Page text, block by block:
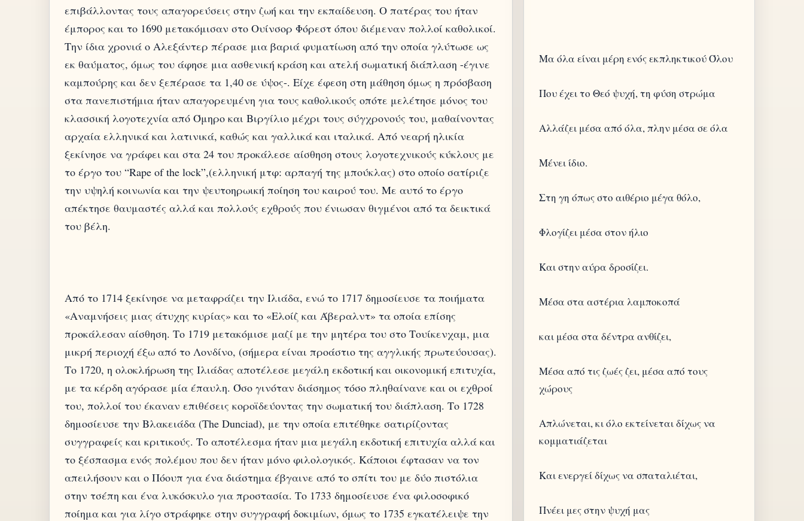
επιβάλλοντας τους απαγορεύσεις στην ζωή και την εκπαίδευση. O πατέρας του ήταν
έμπορος και το 1690 μετακόμισαν στο Ουίνσορ Φόρεστ όπου διέμεναν πολλοί καθολικοί.
Την ίδια χρονιά ο Αλεξάντερ πέρασε μια βαριά φυματίωση από την οποία γλύτωσε ως
εκ θαύματος, όμως του άφησε μια ασθενική κράση και ατελή σωματική διάπλαση -έγινε
καμπούρης και δεν ξεπέρασε τα 1,40 σε ύψος-. Είχε έφεση στη μάθηση όμως η πρόσβαση
στα πανεπιστήμια ήταν απαγορευμένη για τους καθολικούς οπότε μελέτησε μόνος του
κλασσική λογοτεχνία από Όμηρο και Βιργίλιο μέχρι τους σύγχρονούς του, μαθαίνοντας
αρχαία ελληνικά και λατινικά, καθώς και γαλλικά και ιταλικά. Από νεαρή ηλικία
ξεκίνησε να γράφει και στα 24 του προκάλεσε αίσθηση στους λογοτεχνικούς κύκλους με
το έργο του “Rape of the lock”,(ελληνική μτφ: αρπαγή της μπούκλας) στο οποίο σατίριζε
την υψηλή κοινωνία και την ψευτοηρωική ποίηση του καιρού του. Με αυτό το έργο
απέκτησε θαυμαστές αλλά και πολλούς εχθρούς που ένιωσαν θιγμένοι από τα δεικτικά
Από το 1714 ξεκίνησε να μεταφράζει την Ιλιάδα, ενώ το 1717 δημοσίευσε τα ποιήματα
«Αναμνήσεις μιας άτυχης κυρίας» και το «Ελοίζ και Άβεραλντ» τα οποία επίσης
προκάλεσαν αίσθηση. Το 1719 μετακόμισε μαζί με την μητέρα του στο Τουίκενχαμ, μια
μικρή περιοχή έξω από το Λονδίνο, (σήμερα είναι προάστιο της αγγλικής πρωτεύουσας).
Το 1720, η ολοκλήρωση της Ιλιάδας αποτέλεσε μεγάλη εκδοτική και οικονομική επιτυχία,
με τα κέρδη αγόρασε μία έπαυλη. Όσο γινόταν διάσημος τόσο πληθαίνανε και οι εχθροί
του, πολλοί του έκαναν επιθέσεις κοροϊδεύοντας την σωματική του διάπλαση. Το 1728
δημοσίευσε την Βλακειάδα (The Dunciad), με την οποία επιτέθηκε σατιρίζοντας
συγγραφείς και κριτικούς. Το αποτέλεσμα ήταν μια μεγάλη εκδοτική επιτυχία αλλά και
το ξέσπασμα ενός πολέμου που δεν ήταν μόνο φιλολογικός. Κάποιοι έφτασαν να τον
απειλήσουν και ο Πόουπ για ένα διάστημα έβγαινε από το σπίτι του με δύο πιστόλια
στην τσέπη και ένα λυκόσκυλο για προστασία. Το 1733 δημοσίευσε ένα φιλοσοφικό
ποίημα και για λίγο στράφηκε στην συγγραφή δοκιμίων, όμως το 1735 εγκατέλειψε την
Μα όλα είναι μέρη ενός εκπληκτικού Όλου
Που έχει το Θεό ψυχή, τη φύση στρώμα
Αλλάζει μέσα από όλα, πλην μέσα σε όλα
Μένει ίδιο.
Στη γη όπως στο αιθέριο μέγα θόλο,
Φλογίζει μέσα στον ήλιο
Και στην αύρα δροσίζει.
Μέσα στα αστέρια λαμποκοπά
και μέσα στα δέντρα ανθίζει,
Μέσα από τις ζωές ζει, μέσα από τους
χώρους
Απλώνεται, κι όλο εκτείνεται δίχως να
κομματιάζεται
Και ενεργεί δίχως να σπαταλιέται,
Πνέει μες στην ψυχή μας